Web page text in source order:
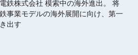
鉄株式会社 模索中の海外進出。 将
事業モデルの海外展開に向け、第一
出す